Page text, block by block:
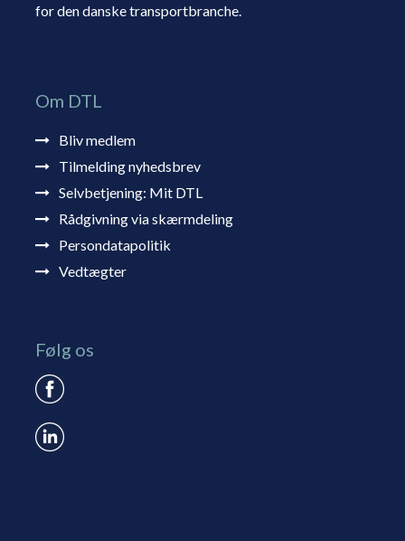
for den danske transportbranche.
Om DTL
Bliv medlem
Tilmelding nyhedsbrev
Selvbetjening: Mit DTL
Rådgivning via skærmdeling
Persondatapolitik
Vedtægter
Følg os